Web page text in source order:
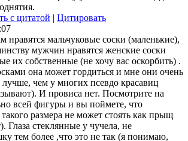
с цитатой | Цитировать
нравятся мальчуковые соски (маленькие),
мужчин нравятся женские соски
их собственные (не хочу вас оскорбить) .
она может гордиться и мне они очень
лучше, чем у многих псевдо красавиц
И провиса нет. Посмотрите на
всей фигуры и вы поймете, что
такого размера не может стоять как прыщ
Глаза стеклянные у чучела, не
тем более ,что это не так (я понимаю,